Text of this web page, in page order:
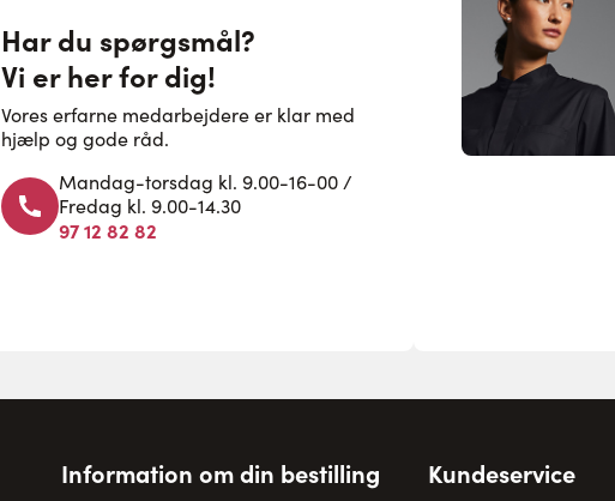
Har du spørgsmål?
Vi er her for dig!
Vores erfarne medarbejdere er klar med
hjælp og gode råd.
Mandag-torsdag kl. 9.00-16-00 /
Fredag kl. 9.00-14.30
97 12 82 82
Information om din bestilling Kundeservice